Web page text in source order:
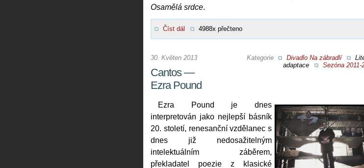
Osamělá srdce.
Číst dál 4988x přečteno
Kategorie Divadlo Na zábradlí
adaptace
Sezóna 2011-
30. Květen 2013
Cantos —
Ezra Pound
Ezra Pound je dnes
interpretován jako nejlepší básník
20. století, renesanční vzdělanec s
dnes již nedosažitelným
intelektuálním záběrem,
překladatel poezie z klasické